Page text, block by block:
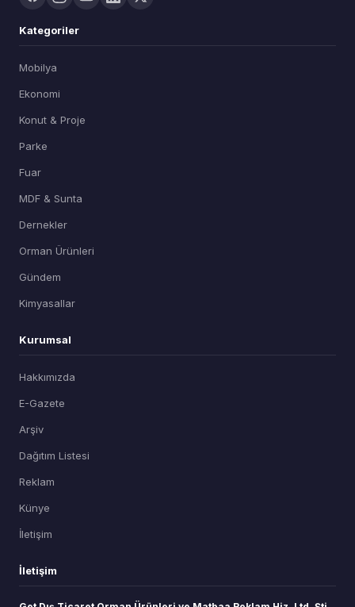
Kategoriler
Mobilya
Ekonomi
Konut & Proje
Parke
Fuar
MDF & Sunta
Dernekler
Orman Ürünleri
Gündem
Kimyasallar
Kurumsal
Hakkımızda
E-Gazete
Arşiv
Dağıtım Listesi
Reklam
Künye
İletişim
İletişim